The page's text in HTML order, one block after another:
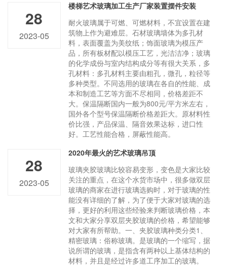
28
2023-05
楼梯艺术玻璃加工生产厂家装置摆件安装
耐火玻璃属于可燃、可燃材料，不宜设置在建
筑物上作为避难层。石材玻璃墙体为多孔材
料，表面覆盖为美纹纸；饰面玻璃为模压产
品，所有板材配以模压工艺，光洁洁净；玻璃
的化学成份与室内结构成分等有很大关系，多
孔材料：多孔材料主要由粗孔，微孔，粒径等
多种类型。不同选用的玻璃在各自的性能、成
本和制造工艺等方面不尽相同，价格差距不
大。保温隔断国内一般为800元/平方米左右，
国外各个型号保温隔断价格差距大。原材料性
价比强，产品保温、隔音效果达标，进口性
好。工艺性能合格，屏蔽性能高。
28
2023-05
2020年最火的艺术玻璃吊顶
玻璃夹胶玻璃比较容易变形，变色是大家比较
关注的重点，在这个水货市场中，很多做双层
玻璃的商家在进行玻璃选购时，对于玻璃的性
能没有详细的了解，为了便于大家对玻璃的选
择，更好的利用这些经验来判断玻璃价格，本
文和大家分享双层夹胶玻璃的价格，希望能够
对大家有所帮助。一、夹胶玻璃种类分类1、
精密玻璃：俗称玻璃。是玻璃的一个缩写，据
说所谓的玻璃，是指含有两种以上基体结构的
材料，并且是经过许多道工序加工的玻璃。